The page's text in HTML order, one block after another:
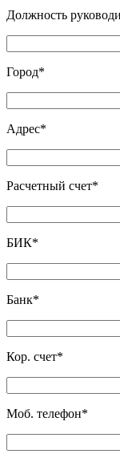
Должность
Город*
Адрес*
Расчетный счет*
БИК*
Банк*
Кор. счет*
Моб. телефон*